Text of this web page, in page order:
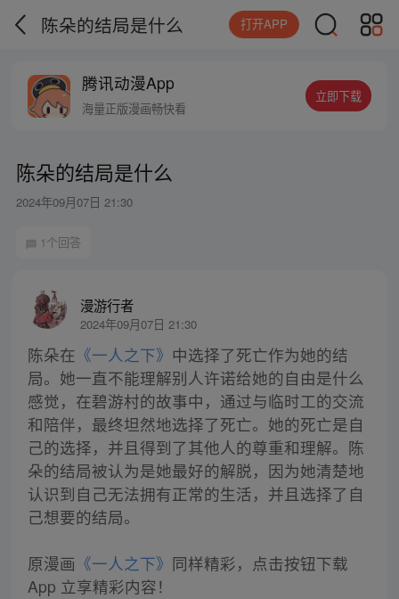
陈朵的结局是什么 打开APP
腾讯动漫App
海量正版漫画畅快看
立即下载
陈朵的结局是什么
2024年09月07日 21:30
1个回答
漫游行者
2024年09月07日 21:30
陈朵在 《一人之下》 中选择了死亡作为她的结
局。她一直不能理解别人许诺给她的自由是什么
感觉，在碧游村的故事中，通过与临时工的交流
和陪伴，最终坦然地选择了死亡。她的死亡是自
己的选择，并且得到了其他人的尊重和理解。陈
朵的结局被认为是她最好的解脱，因为她清楚地
认识到自己无法拥有正常的生活，并且选择了自
己想要的结局。
原漫画 《一人之下》 同样精彩，点击按钮下载
App 立享精彩内容！